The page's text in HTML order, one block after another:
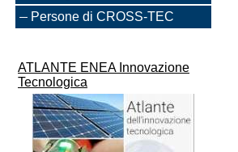
Persone di CROSS-TEC
ATLANTE ENEA Innovazione
Tecnologica